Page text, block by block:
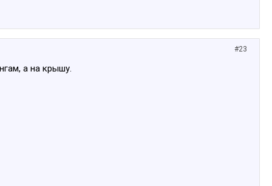
#23
а на крышу.